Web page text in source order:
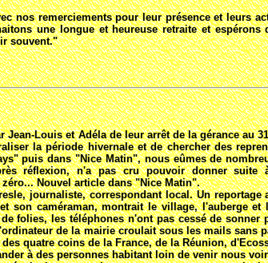
nos remerciements pour leur présence et leurs
une longue et heureuse retraite et
souvent."
Jean-Louis et Adéla de leur arrêt de la gérance au
la période hivernale et de chercher des
puis dans "Nice Matin", nous eûmes de
réflexion, n'a pas cru pouvoir donner
Nouvel article dans "Nice Matin".
journaliste, correspondant local. Un reportage
son caméraman, montrait le village, l'auberge
folies, les téléphones n'ont pas cessé de sonner
de la mairie croulait sous les mails sans
quatre coins de la France, de la Réunion,
à des personnes habitant loin de venir nous